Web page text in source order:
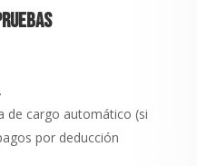
de cargo automático (si
por deducción